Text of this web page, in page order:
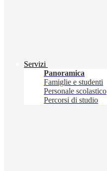
Servizi
Panoramica
Famiglie e studenti
Personale scolastico
Percorsi di studio